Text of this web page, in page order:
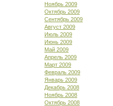
Ноябрь 2009
Октябрь 2009
Сентябрь 2009
Август 2009
Июль 2009
Июнь 2009
Май 2009
Апрель 2009
Март 2009
Февраль 2009
Январь 2009
Декабрь 2008
Ноябрь 2008
Октябрь 2008